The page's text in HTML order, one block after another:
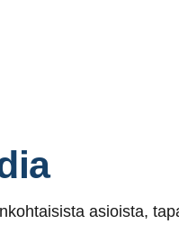
asioista,